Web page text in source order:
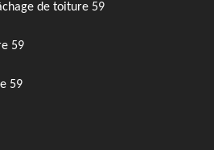
de toiture 59
59
59